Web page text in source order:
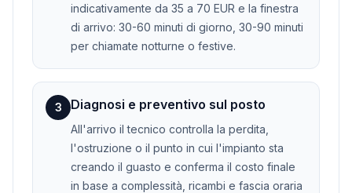
indicativamente da 35 a 70 EUR e la finestra
di arrivo: 30-60 minuti di giorno, 30-90 minuti
per chiamate notturne o festive.
3 Diagnosi e preventivo sul posto
All'arrivo il tecnico controlla la perdita,
l'ostruzione o il punto in cui l'impianto sta
creando il guasto e conferma il costo finale
in base a complessità, ricambi e fascia oraria